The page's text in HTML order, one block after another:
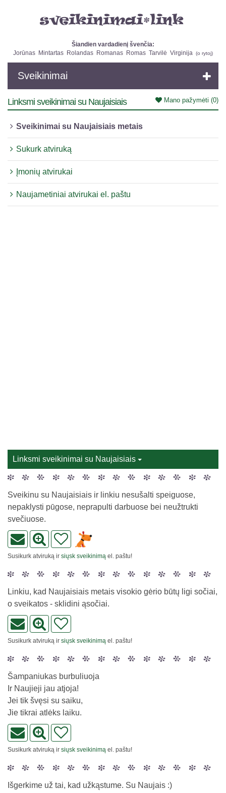
Šiandien vardadienį švenčia:
Jorūnas Mintartas Rolandas Romanas Romas Tarvilė Virginija (o rytoj)
Sveikinimai
Mano pažymėti (0)
Linksmi sveikinimai su Naujaisiais
Sveikinimai su Naujaisiais metais
Sukurk atviruką
Įmonių atvirukai
Naujametiniai atvirukai el. paštu
Linksmi sveikinimai su Naujaisiais
Sveikinu su Naujaisiais ir linkiu nesušalti speiguose,
nepaklysti pūgose, neprapulti darbuose bei neužtrukti
svečiuose.
Susikurk atviruką ir siųsk sveikinimą el. paštu!
Linkiu, kad Naujaisiais metais visokio gėrio būtų ligi sočiai,
o sveikatos - sklidini ąsočiai.
Susikurk atviruką ir siųsk sveikinimą el. paštu!
Šampaniukas burbuliuoja
Ir Naujieji jau atjoja!
Jei tik švęsi su saiku,
Jie tikrai atlėks laiku.
Susikurk atviruką ir siųsk sveikinimą el. paštu!
Išgerkime už tai, kad užkąstume. Su Naujais :)